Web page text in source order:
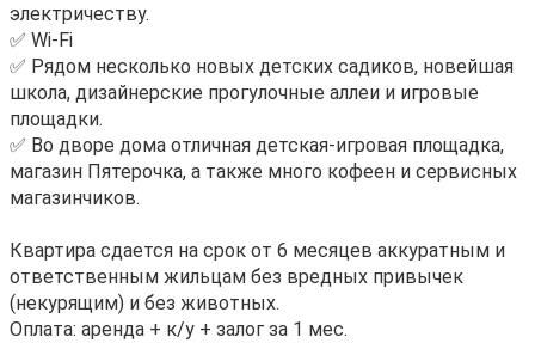
электричеству.
✅ Wi-Fi
✅ Рядом несколько новых детских садиков, новейшая
школа, дизайнерские прогулочные аллеи и игровые
площадки.
✅ Во дворе дома отличная детская-игровая площадка,
магазин Пятерочка, а также много кофеен и сервисных
магазинчиков.
Квартира сдается на срок от 6 месяцев аккуратным и
ответственным жильцам без вредных привычек
(некурящим) и без животных.
Оплата: аренда + к/у + залог за 1 мес.